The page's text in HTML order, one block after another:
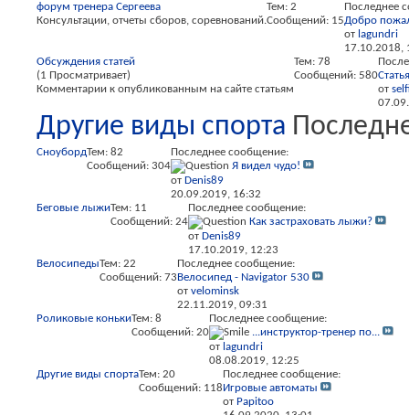
форум тренера Сергеева
Консультации, отчеты сборов, соревнований.
Тем: 2
Сообщений: 15
Последнее
Добро
от lagundri
17.10.2018,
Обсуждения статей
(1 Просматривает)
Комментарии к опубликованным на сайте статьям
Тем: 78
Сообщений: 580
от
Другие виды спорта
СноубордТем: 82
Сообщений: 304
Последнее сообщение:
Я видел чудо!
от Denis89
20.09.2019, 16:32
Беговые лыжиТем: 11
Сообщений: 24
Последнее сообщение:
Как застраховать лыжи?
от Denis89
17.10.2019, 12:23
ВелосипедыТем: 22
Сообщений: 73
Последнее сообщение:
Велосипед - Navigator 530
от velominsk
22.11.2019, 09:31
Роликовые конькиТем: 8
Сообщений: 20
Последнее сообщение:
...инструктор-тренер по...
от lagundri
08.08.2019, 12:25
Другие виды спортаТем: 20
Сообщений: 118
Последнее сообщение:
Игровые автоматы
от Papitoo